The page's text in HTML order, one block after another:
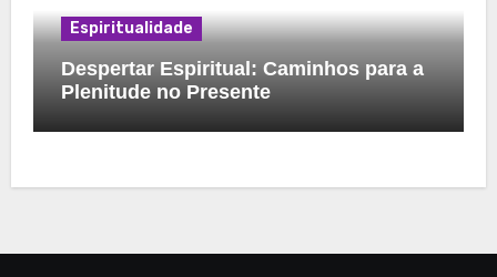
Espiritualidade
Despertar Espiritual: Caminhos para a
Plenitude no Presente